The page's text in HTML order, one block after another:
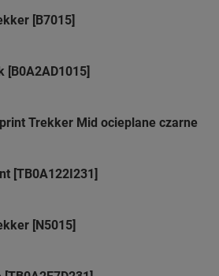
[B7015]
[B0A2AD1015]
Trekker Mid ocieplane czarne
[TB0A122I231]
[N5015]